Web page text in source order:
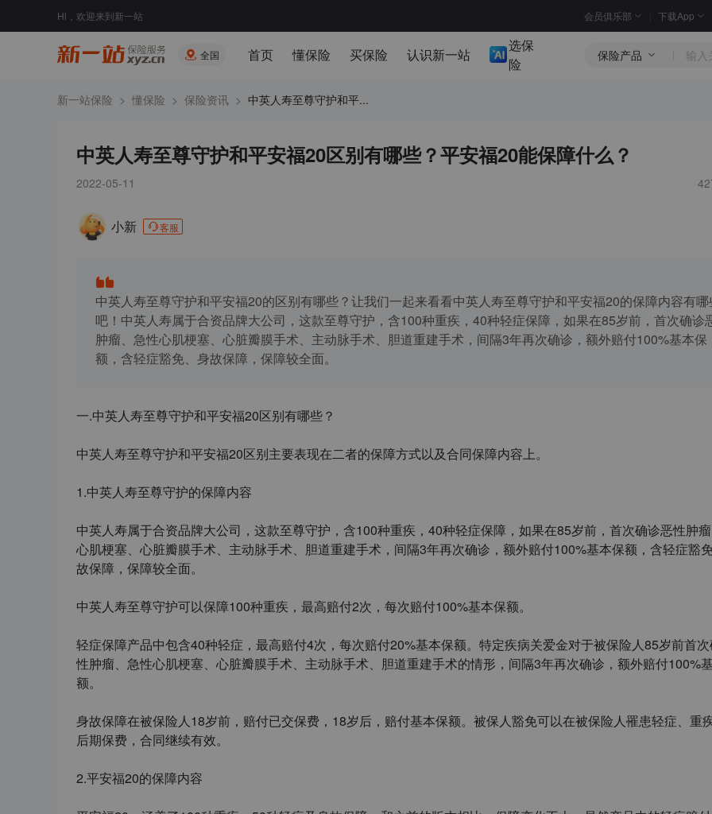
Hi，欢迎来到新一站 会员俱乐部 下载App
全国 首页 懂保险 买保险 认识新一站
选保
险
保险产品
新一站保险 > 懂保险 > 保险资讯 > 中英人寿至尊守护和平...
中英人寿至尊守护和平安福20区别有哪些？平安福20能保障什么？
2022-05-11
小新 客服
中英人寿至尊守护和平安福20的区别有哪些？让我们一起来看看中英人寿至尊守护和平安福20的保障内容有
吧！中英人寿属于合资品牌大公司，这款至尊守护，含100种重疾，40种轻症保障，如果在85岁前，首次确诊
肿瘤、急性心肌梗塞、心脏瓣膜手术、主动脉手术、胆道重建手术，间隔3年再次确诊，额外赔付100%基本保
额，含轻症豁免、身故保障，保障较全面。
一.中英人寿至尊守护和平安福20区别有哪些？
中英人寿至尊守护和平安福20区别主要表现在二者的保障方式以及合同保障内容上。
1.中英人寿至尊守护的保障内容
中英人寿属于合资品牌大公司，这款至尊守护，含100种重疾， 40种轻症保障，如果在85岁前，首次确诊恶性肿
心肌梗塞、心脏瓣膜手术、主动脉手术、胆道重建手术，间隔3年再次确诊，额外赔付100%基本保额，含轻症豁
故保障，保障较全面。
中英人寿至尊守护可以保障100种重疾，最高赔付2次，每次赔付100%基本保额。
轻症保障产品中包含40种轻症，最高赔付4次，每次赔付20%基本保额。特定疾病关爱金对于被保险人85岁前首
性肿瘤、急性心肌梗塞、心脏瓣膜手术、主动脉手术、胆道重建手术的情形，间隔3年再次确诊，额外赔付100%
额。
身故保障在被保险人18岁前，赔付已交保费， 18岁后，赔付基本保额。被保人豁免可以在被保险人罹患轻症、重
后期保费，合同继续有效。
2.平安福20的保障内容